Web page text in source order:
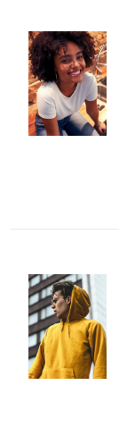
U
KOŠARI